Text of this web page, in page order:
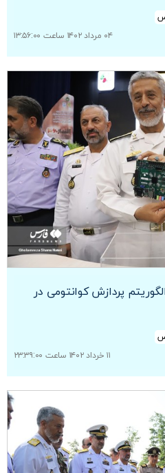
۰۴ مرداد ۱۴۰۲ ساعت ۱۳:۵۶:۰۰
پردازش کوانتومی در
۱۱ خرداد ۱۴۰۲ ساعت ۲۳:۳۹:۰۰